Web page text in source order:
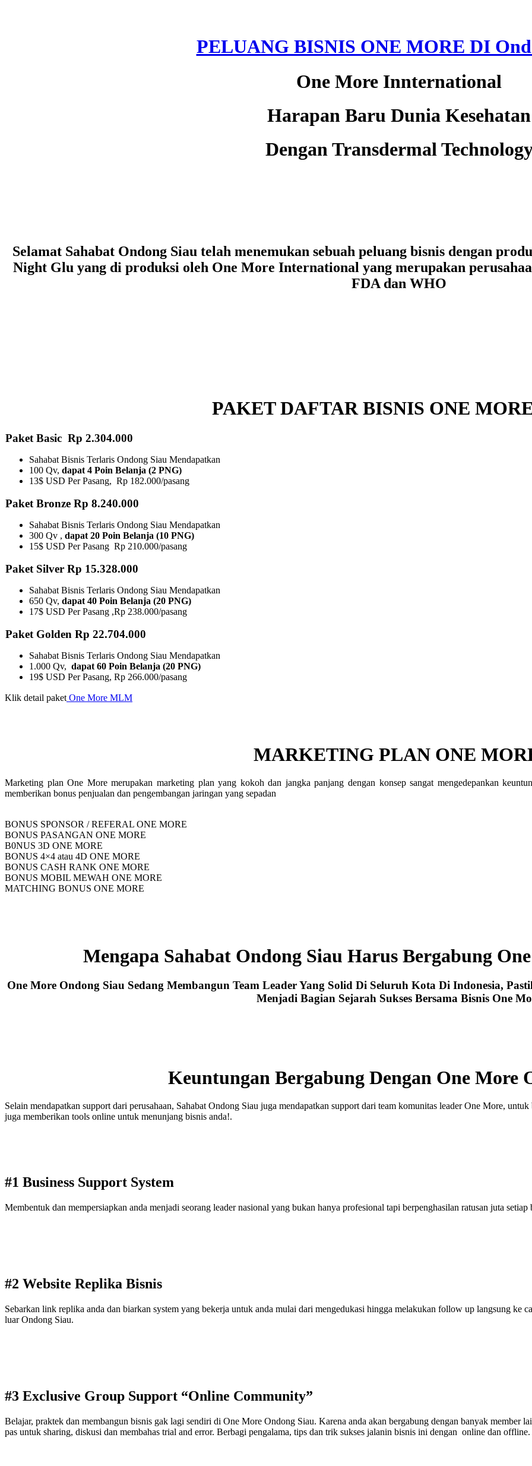
PELUANG BISNIS ONE MORE DI
One More Innternational
Harapan Baru Dunia Kesehatan
Dengan Transdermal
Selamat Sahabat Ondong Siau telah menemukan sebuah peluang bisnis dengan
Night Glu yang di produksi oleh One More International yang merupakan
FDA dan WHO
PAKET DAFTAR BISNIS ONE
Paket Basic Rp 2.304.000
Sahabat Bisnis Terlaris Ondong Siau Mendapatkan
100 Qv, dapat 4 Poin Belanja (2 PNG)
13$ USD Per Pasang, Rp 182.000/pasang
Paket Bronze Rp 8.240.000
Sahabat Bisnis Terlaris Ondong Siau Mendapatkan
300 Qv , dapat 20 Poin Belanja (10 PNG)​
15$ USD Per Pasang Rp 210.000/pasang
Paket Silver Rp 15.328.000
Sahabat Bisnis Terlaris Ondong Siau Mendapatkan
650 Qv, dapat 40 Poin Belanja (20 PNG)
17$ USD Per Pasang ,Rp 238.000/pasang
Paket Golden Rp 22.704.000
Sahabat Bisnis Terlaris Ondong Siau Mendapatkan
1.000 Qv, dapat 60 Poin Belanja (20 PNG)
19$ USD Per Pasang, Rp 266.000/pasang
Klik detail paket One More MLM
MARKETING PLAN ONE
Marketing plan One More merupakan marketing plan yang kokoh dan jangka panjang dengan konsep sangat mengedepankan
memberikan bonus penjualan dan pengembangan jaringan yang sepadan
BONUS SPONSOR / REFERAL ONE MORE
BONUS PASANGAN ONE MORE
B0NUS 3D ONE MORE
BONUS 4×4 atau 4D ONE MORE
BONUS CASH RANK ONE MORE
BONUS MOBIL MEWAH ONE MORE
MATCHING BONUS ONE MORE
Mengapa Sahabat Ondong Siau Harus Bergabung
One More Ondong Siau Sedang Membangun Team Leader Yang Solid Di Seluruh Kota Di Indonesia,
Menjadi Bagian Sejarah Sukses Bersama Bisnis One
Keuntungan Bergabung Dengan One More
Selain mendapatkan support dari perusahaan, Sahabat Ondong Siau juga mendapatkan support dari team komunitas leader One More,
juga memberikan tools online untuk menunjang bisnis anda!.
#1 Business Support System
Membentuk dan mempersiapkan anda menjadi seorang leader nasional yang bukan hanya profesional tapi berpenghasilan ratusan juta
#2 Website Replika Bisnis
Sebarkan link replika anda dan biarkan system yang bekerja untuk anda mulai dari mengedukasi hingga melakukan follow up langsung ke
luar Ondong Siau.
#3 Exclusive Group Support “Online Community”
Belajar, praktek dan membangun bisnis gak lagi sendiri di One More Ondong Siau. Karena anda akan bergabung dengan banyak member
pas untuk sharing, diskusi dan membahas trial and error. Berbagi pengalama, tips dan trik sukses jalanin bisnis ini dengan online dan offline.